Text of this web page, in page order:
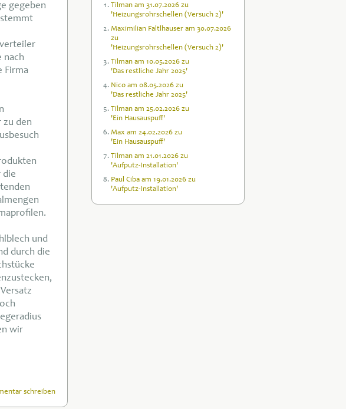
gegeben
nach
Firma
zu den
die
und
durch die
wir
schreiben
Tilman am 31.07.2026 zu
'Heizungsrohrschellen (Versuch 2)'
Maximilian Faltlhauser am 30.07.2026
zu
'Heizungsrohrschellen (Versuch 2)'
Tilman am 10.05.2026 zu
'Das restliche Jahr 2025'
Nico am 08.05.2026 zu
'Das restliche Jahr 2025'
Tilman am 25.02.2026 zu
'Ein Hausauspuff'
Max am 24.02.2026 zu
'Ein Hausauspuff'
Tilman am 21.01.2026 zu
'Aufputz-Installation'
Paul Ciba am 19.01.2026 zu
'Aufputz-Installation'